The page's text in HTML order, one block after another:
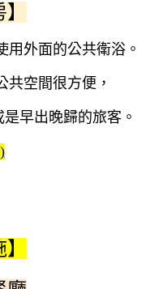
用外面的公共衛浴。
共空間很方便，
早出晚歸的旅客。